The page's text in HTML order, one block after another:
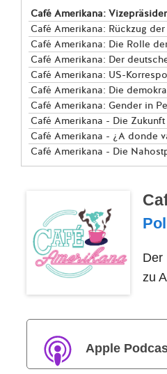
Café Amerikana - ¿A donde
Der
zu
Apple